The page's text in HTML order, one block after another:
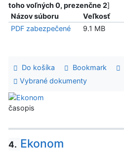
toho voľných 0, prezenčne 2]
Názov súboru
Veľkosť
PDF zabezpečené
9.1 MB
Do košíka Bookmark
Vybrané dokumenty
časopis
4. Ekonom